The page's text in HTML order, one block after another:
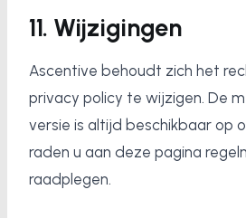
11. Wijzigingen
Ascentive behoudt zich het
privacy policy te wijzigen. De
versie is altijd beschikbaar op
raden u aan deze pagina
raadplegen.